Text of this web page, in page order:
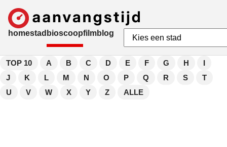
homestad bioscoopfilmblog
TOP 10 A B C D E F G H
I
J
K L M N O P Q R S
T
U
V W X Y Z ALLE